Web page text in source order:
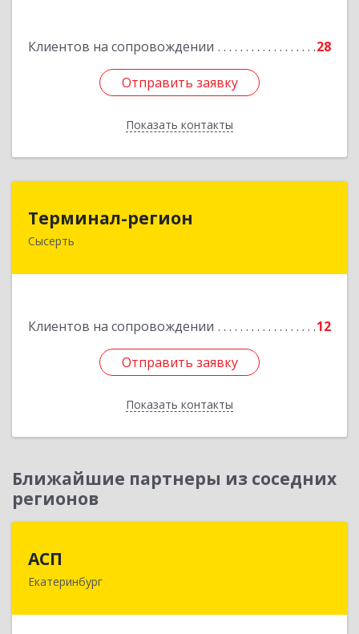
Клиентов на сопровождении 28
Отправить заявку
Показать контакты
Отправить заявку
Назад
Терминал-регион
Сысерть
Клиентов на сопровождении 12
Отправить заявку
Показать контакты
624022, Свердловская обл, Сысертский р-н,
Отправить заявку
Назад
Ближайшие партнеры из соседних
регионов
АСП
Екатеринбург
620075, Свердловская обл, Екатеринбург г,